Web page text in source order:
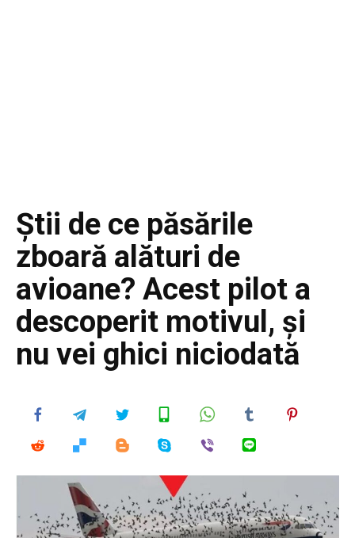
Știi de ce păsările
zboară alături de
avioane? Acest pilot a
descoperit motivul, și
nu vei ghici niciodată